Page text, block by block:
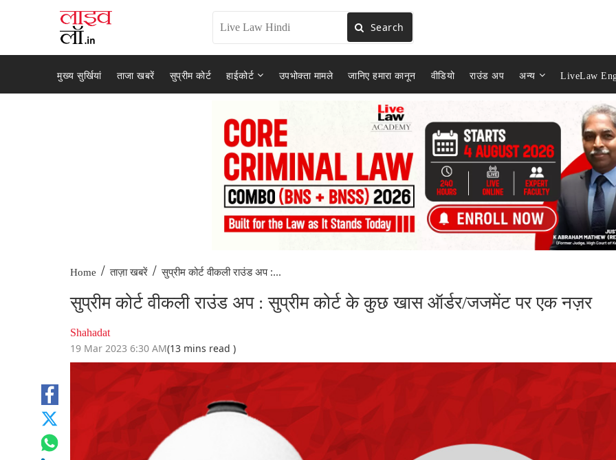
Search
मुख्य सुर्खियां ताजा खबरें सुप्रीम कोर्ट हाईकोर्ट उपभोक्ता मामले जानिए हमारा कानून वीडियो राउंड अप अन्य LiveLaw
Home / ताज़ा खबरें / सुप्रीम कोर्ट वीकली राउंड अप :...
सुप्रीम कोर्ट वीकली राउंड अप : सुप्रीम कोर्ट के कुछ खास ऑर्डर/जजमेंट पर एक नज़र
Shahadat
19 Mar 2023 6:30 AM(13 mins read )